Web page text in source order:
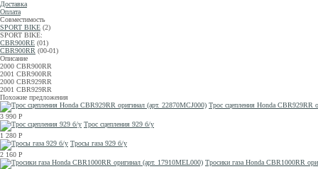
Доставка
Оплата
Совместимость
SPORT BIKE (2)
SPORT BIKE:
CBR900RE (01)
CBR900RR (00-01)
Описание
2000 CBR900RR
2001 CBR900RR
2000 CBR929RR
2001 CBR929RR
Похожие предложения
Трос сцепления Honda CBR929RR
3 990 Р
Трос сцепления 929 б/у
1 280 Р
Тросы газа 929 б/у
2 160 Р
Тросики газа Honda CBR1000RR